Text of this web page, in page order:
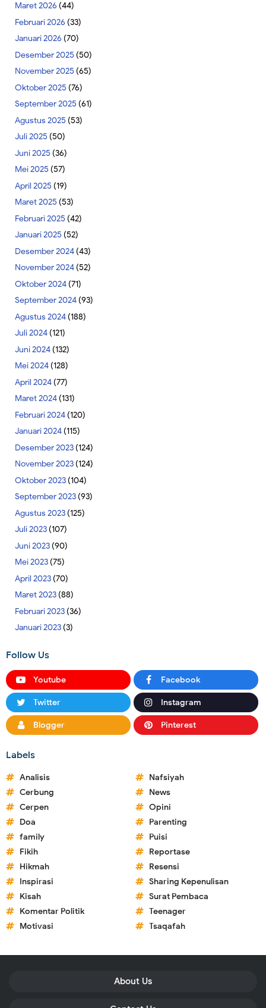
Maret 2026 (44)
Februari 2026 (33)
Januari 2026 (70)
Desember 2025 (50)
November 2025 (65)
Oktober 2025 (76)
September 2025 (61)
Agustus 2025 (53)
Juli 2025 (50)
Juni 2025 (36)
Mei 2025 (57)
April 2025 (19)
Maret 2025 (53)
Februari 2025 (42)
Januari 2025 (52)
Desember 2024(43)
November 2024(52)
Oktober 2024(71)
September 2024(93)
Agustus 2024(188)
Juli 2024(121)
Juni 2024(132)
Mei 2024(128)
April 2024(77)
Maret 2024(131)
Februari 2024(120)
Januari 2024(115)
Desember 2023(124)
November 2023(124)
Oktober 2023(104)
September 2023(93)
Agustus 2023(125)
Juli 2023(107)
Juni 2023(90)
Mei 2023(75)
April 2023(70)
Maret 2023(88)
Februari 2023(36)
Januari 2023(3)
Follow Us
Youtube Facebook
Twitter Instagram
Blogger Pinterest
Labels
Analisis
Cerbung
Cerpen
Doa
family
Fikih
Hikmah
Inspirasi
Kisah
Komentar Politik
Motivasi
Nafsiyah
News
Opini
Parenting
Puisi
Reportase
Resensi
Sharing Kepenulisan
Surat Pembaca
Teenager
Tsaqafah
About Us